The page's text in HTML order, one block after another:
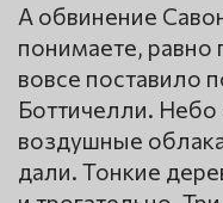
А обвинение
понимаете, равно
вовсе поставило
Боттичелли.
воздушные
дали. Тонкие